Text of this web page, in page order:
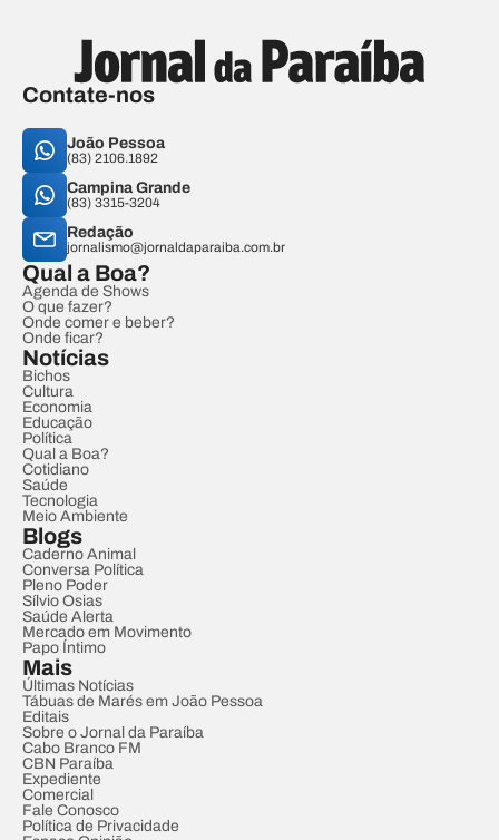
Contate-nos
João Pessoa
(83) 2106.1892
Campina Grande
(83) 3315-3204
Redação
jornalismo@jornaldaparaiba.com.br
Qual a Boa?
Agenda de Shows
O que fazer?
Onde comer e beber?
Onde ficar?
Notícias
Bichos
Cultura
Economia
Educação
Política
Qual a Boa?
Cotidiano
Saúde
Tecnologia
Meio Ambiente
Blogs
Caderno Animal
Conversa Política
Pleno Poder
Sílvio Osias
Saúde Alerta
Mercado em Movimento
Papo Íntimo
Mais
Últimas Notícias
Tábuas de Marés em João Pessoa
Editais
Sobre o Jornal da Paraíba
Cabo Branco FM
CBN Paraíba
Expediente
Comercial
Fale Conosco
Política de Privacidade